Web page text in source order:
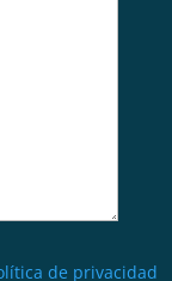
de privacidad